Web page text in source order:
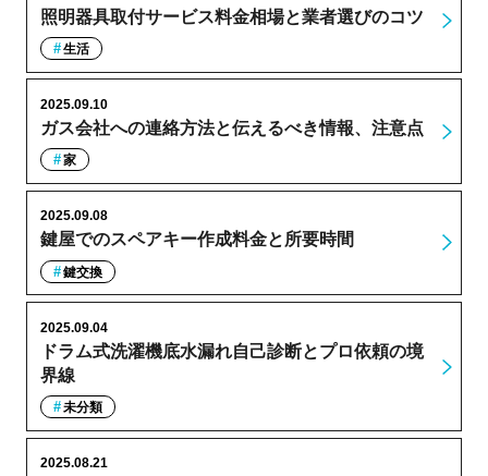
照明器具取付サービス料金相場と業者選びのコツ
生活
ガス会社への連絡方法と伝えるべき情報、注意点
2025.09.10
家
鍵屋でのスペアキー作成料金と所要時間
2025.09.08
鍵交換
ドラム式洗濯機底水漏れ自己診断とプロ依頼の境
界線
2025.09.04
未分類
2025.08.21